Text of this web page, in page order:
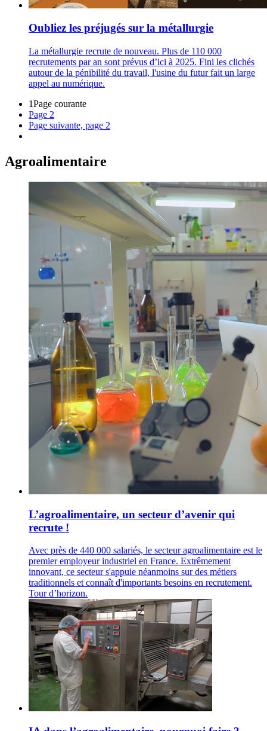
Oubliez les préjugés sur la métallurgie
La métallurgie recrute de nouveau. Plus de 110 000
recrutements par an sont prévus d’ici à 2025. Fini les clichés
autour de la pénibilité du travail, l'usine du futur fait un large
appel au numérique.
1Page courante
Page 2
Page suivante, page 2
Agroalimentaire
L’agroalimentaire, un secteur d’avenir qui
recrute !
Avec près de 440 000 salariés, le secteur agroalimentaire est le
premier employeur industriel en France. Extrêmement
innovant, ce secteur s'appuie néanmoins sur des métiers
traditionnels et connaît d'importants besoins en recrutement.
Tour d’horizon.